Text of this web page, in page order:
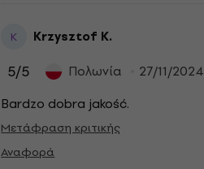
K Krzysztof K.
5/5 Πολωνία
27/11/2024
Bardzo dobra jakość.
Μετάφραση κριτικής
Αναφορά